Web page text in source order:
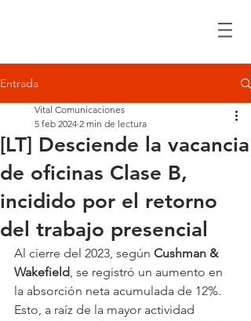
Entrada
[LT] Desciende la vacancia
de oficinas Clase B,
incidido por el retorno
del trabajo presencial
Vital Comunicaciones
5 feb 2024 2 min de lectura
Al cierre del 2023, según Cushman &
Wakefield, se registró un aumento en
la absorción neta acumulada de 12%.
Esto, a raíz de la mayor actividad